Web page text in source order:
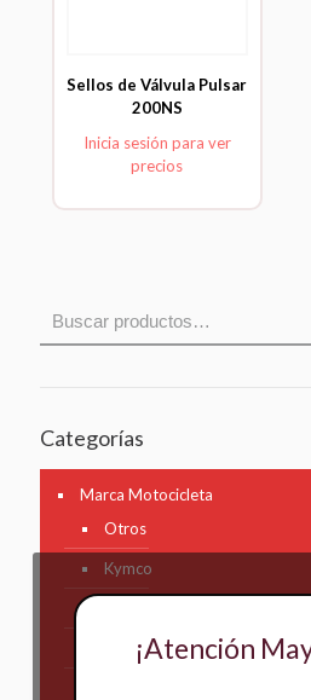
Sellos de Válvula Pulsar
200NS
Inicia sesión para ver
precios
Categorías
Marca Motocicleta
Otros
Kymco
¡Atención